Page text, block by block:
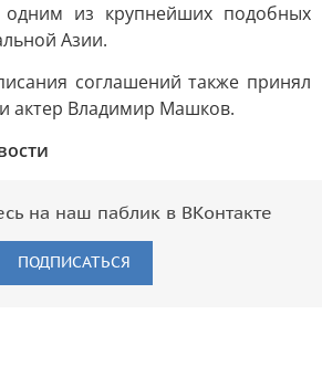
одним из крупнейших подобных
Азии.
соглашений также принял
актер Владимир Машков.
на наш паблик в ВКонтакте
ПОДПИСАТЬСЯ